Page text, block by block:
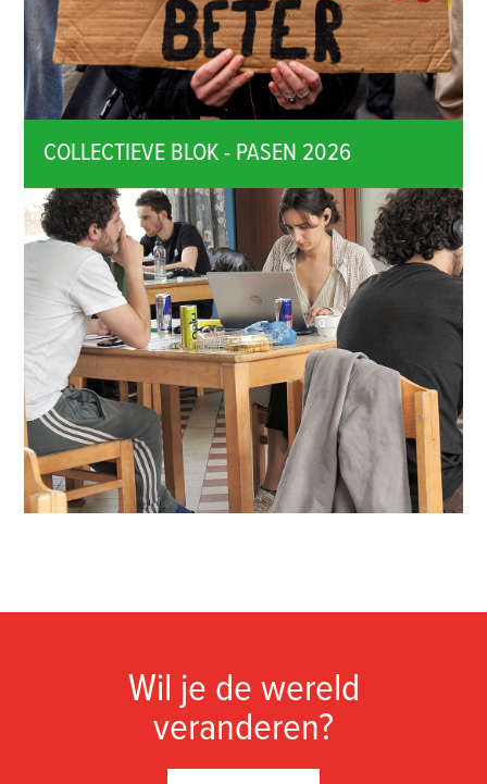
COLLECTIEVE BLOK - PASEN 2026
Wil je de wereld
veranderen?